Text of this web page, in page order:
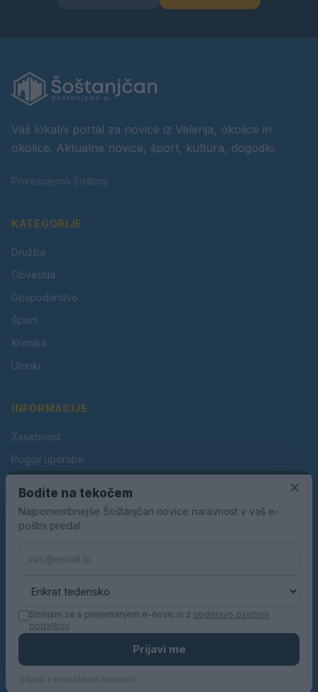
Vaš lokalni portal za novice iz Velenja, okolice in
okolice. Aktualne novice, šport, kultura, dogodki.
Povezujemo Šoštanj.
KATEGORIJE
Družba
Obvestila
Gospodarstvo
Šport
Kronika
Utrinki
INFORMACIJE
Zasebnost
Pogoji uporabe
Oglaševanje
Kontakt
KN MEDIA d.o.o.
×
Bodite na tekočem
Najpomembnejše Šoštanjčan novice naravnost v vaš e-
poštni predal.
Strinjam se s prejemanjem e-novic in z obdelavo osebnih
podatkov.
Prijavi me
Odjava z enim klikom kadarkoli.